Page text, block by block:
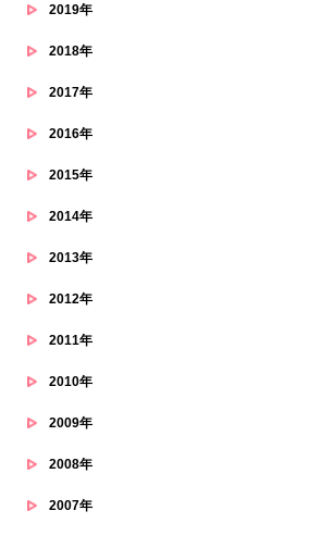
2019年
2018年
2017年
2016年
2015年
2014年
2013年
2012年
2011年
2010年
2009年
2008年
2007年